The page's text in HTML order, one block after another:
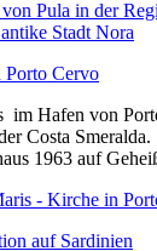
Porto Cervo
im Hafen von
Costa
1963 auf
- Kirche in